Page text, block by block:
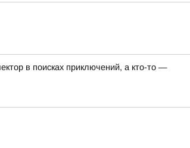
в поисках приключений, а кто-то —